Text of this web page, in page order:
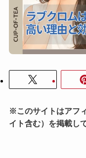
※このサイトはアフ
イト含む）を掲載し